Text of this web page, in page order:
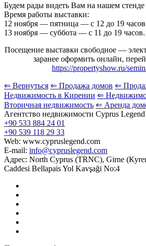
Будем рады видеть Вам на нашем стенде
Время работы выставки:
12 ноября — пятница — с 12 до 19 часов
13 ноября — суббота — с 11 до 19 часов.
Посещение выставки свободное —
заранее оформить онлайн,
https://propertyshow.ru/
⇐ Вернуться ⇐ Продажа домов ⇐
Недвижимость в Кирении ⇐
Вторичная недвижимость ⇐ Аренда
Агентство недвижимости Cyprus Legend
+90 533 884 24 01
+90 539 118 29 33
Web: www.cypruslegend.com
E-mail: info@cypruslegend.com
Адрес: North Cyprus (ТRNC), Girne
Caddesi Bellapais Yol Kavşaği No:4